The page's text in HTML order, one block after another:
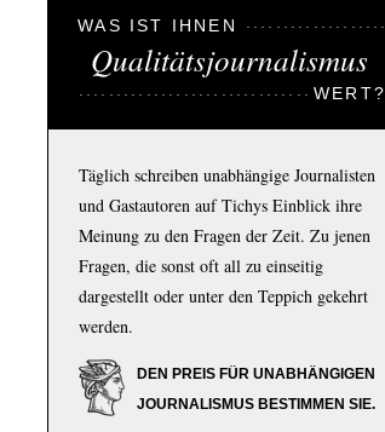
WAS IST IHNEN
Qualitätsjournalismus
WERT?
Täglich schreiben unabhängige Journalisten
und Gastautoren auf Tichys Einblick ihre
Meinung zu den Fragen der Zeit. Zu jenen
Fragen, die sonst oft all zu einseitig
dargestellt oder unter den Teppich gekehrt
werden.
DEN PREIS FÜR UNABHÄNGIGEN
JOURNALISMUS BESTIMMEN SIE.